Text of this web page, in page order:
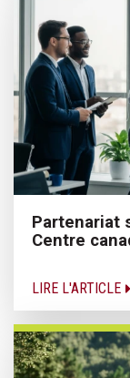
Partenariat
Centre
LIRE L'ARTICLE